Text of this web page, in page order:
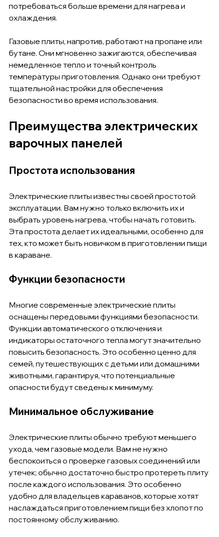
потребоваться больше времени для нагрева и
охлаждения.
Газовые плиты, напротив, работают на пропане или
бутане. Они мгновенно зажигаются, обеспечивая
немедленное тепло и точный контроль
температуры приготовления. Однако они требуют
тщательной настройки для обеспечения
безопасности во время использования.
Преимущества электрических
варочных панелей
Простота использования
Электрические плиты известны своей простотой
эксплуатации. Вам нужно только включить их и
выбрать уровень нагрева, чтобы начать готовить.
Эта простота делает их идеальными, особенно для
тех, кто может быть новичком в приготовлении пищи
в караване.
Функции безопасности
Многие современные электрические плиты
оснащены передовыми функциями безопасности.
Функции автоматического отключения и
индикаторы остаточного тепла могут значительно
повысить безопасность. Это особенно ценно для
семей, путешествующих с детьми или домашними
животными, гарантируя, что потенциальные
опасности будут сведены к минимуму.
Минимальное обслуживание
Электрические плиты обычно требуют меньшего
ухода, чем газовые модели. Вам не нужно
беспокоиться о проверке газовых соединений или
утечек; обычно достаточно быстро протереть плиту
после каждого использования. Это особенно
удобно для владельцев караванов, которые хотят
наслаждаться приготовлением пищи без хлопот по
постоянному обслуживанию.